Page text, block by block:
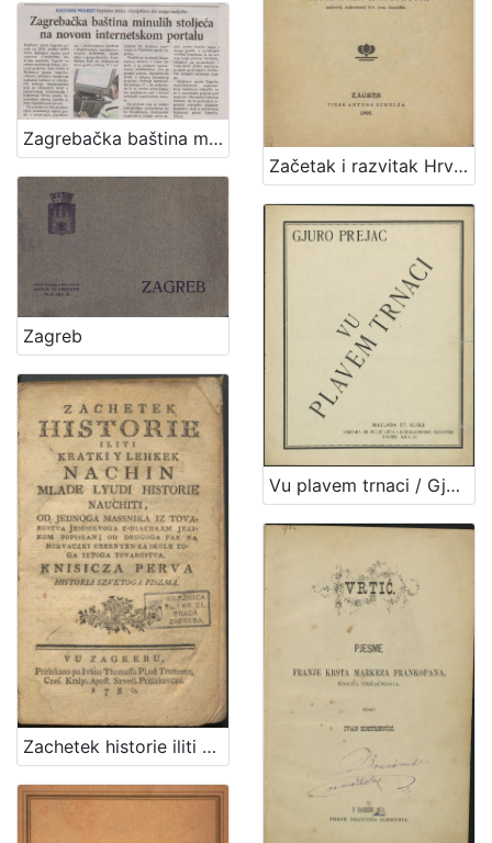
Zagrebačka baština minulih stoljeća na novom internetskom portalu
Zagreb
Začetak i razvitak Hrvatskog kazališta sa stručnog stanovišta : za šire općinstvo / napisao Nikola Milan (Simeonović)
Zachetek historie iliti Kratki y lehkek nachin mlade lyudi historie nauchiti : knisicza perva : historia Szvetoga Piszma / od Jednoga Massnika iz Tovarustva Jesussevoga z-diachkem jezikom popiszan ; od drugoga pak na horvaczki obernyen za skole toga iztoga tovarustva
Vu plavem trnaci / Gjuro Prejac